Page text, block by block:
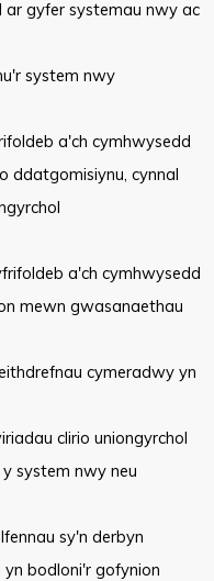
ar gyfer systemau nwy ac
system nwy
a'ch cymhwysedd
ddatgomisiynu, cynnal
a'ch cymhwysedd
mewn gwasanaethau
cymeradwy yn
clirio uniongyrchol
system nwy neu
sy'n derbyn
bodloni'r gofynion